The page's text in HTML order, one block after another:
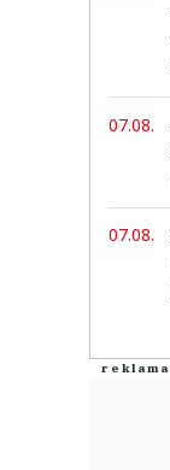
07.08.
07.08.